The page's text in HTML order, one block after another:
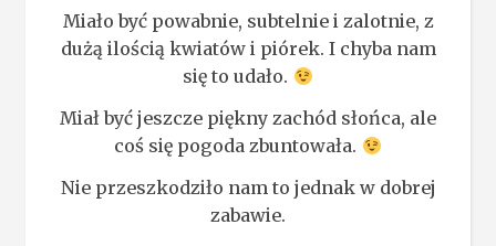
Miało być powabnie, subtelnie i zalotnie, z
dużą ilością kwiatów i piórek. I chyba nam
się to udało.
Miał być jeszcze piękny zachód słońca, ale
coś się pogoda zbuntowała.
Nie przeszkodziło nam to jednak w dobrej
zabawie.